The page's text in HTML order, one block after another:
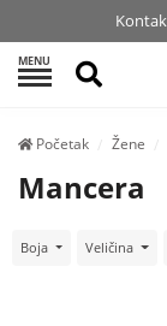
MENU Pretraži
Početak Žene
Mancera
Boja Veličina